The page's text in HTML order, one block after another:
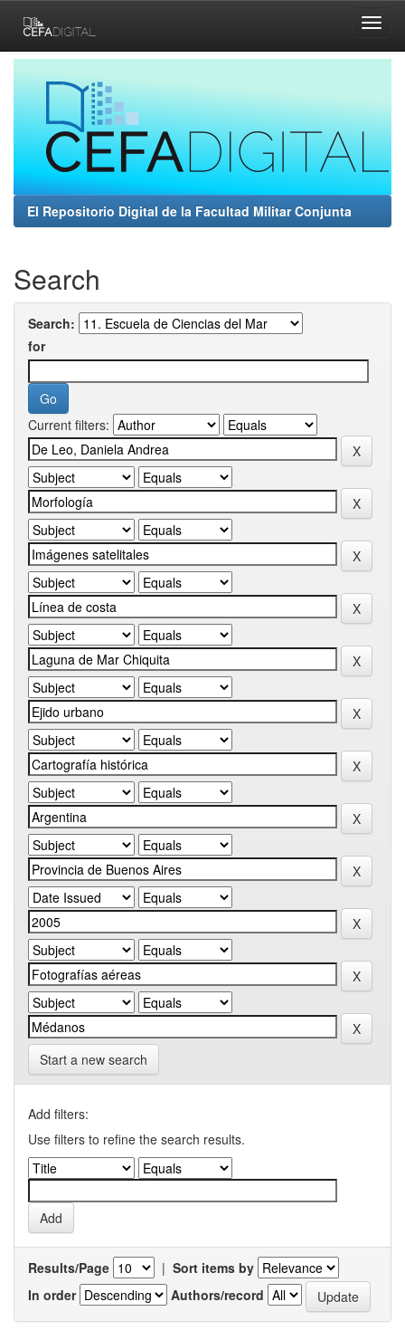
navigation
El Repositorio Digital de la Facultad Militar Conjunta
Search
Search:
for
Current filters:
Start a new search
Add filters:
Use filters to refine the search results.
Results/Page | Sort items by
In order
Authors/record